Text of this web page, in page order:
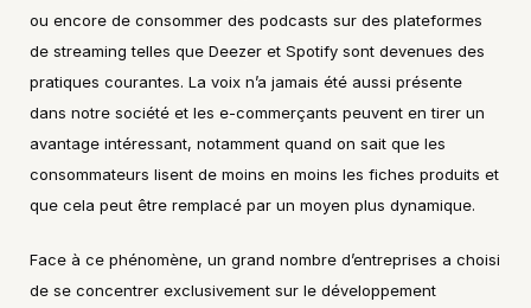
ou encore de consommer des podcasts sur des plateformes
de streaming telles que Deezer et Spotify sont devenues des
pratiques courantes. La voix n’a jamais été aussi présente
dans notre société et les e-commerçants peuvent en tirer un
avantage intéressant, notamment quand on sait que les
consommateurs lisent de moins en moins les fiches produits et
que cela peut être remplacé par un moyen plus dynamique.
Face à ce phénomène, un grand nombre d’entreprises a choisi
de se concentrer exclusivement sur le développement